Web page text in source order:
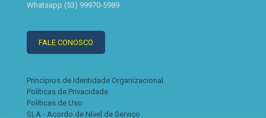
Whatsapp (53) 99970-5989
FALE CONOSCO
Princípios de Identidade Organizacional
Políticas de Privacidade
Políticas de Uso
SLA - Acordo de Nível de Serviço